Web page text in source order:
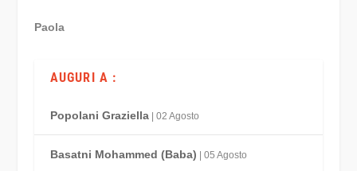
Paola
AUGURI A :
Popolani Graziella| 02 Agosto
Basatni Mohammed (Baba) | 05 Agosto